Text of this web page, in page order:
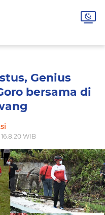
Genius
bersama di
WIB